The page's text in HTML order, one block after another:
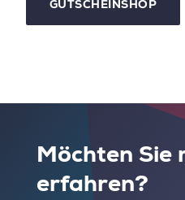
GUTSCHEINSHOP
Möchten Sie
erfahren?